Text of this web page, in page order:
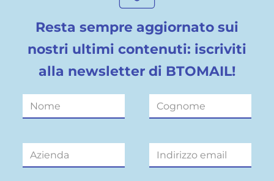
Resta sempre aggiornato sui
nostri ultimi contenuti: iscriviti
alla newsletter di BTOMAIL!